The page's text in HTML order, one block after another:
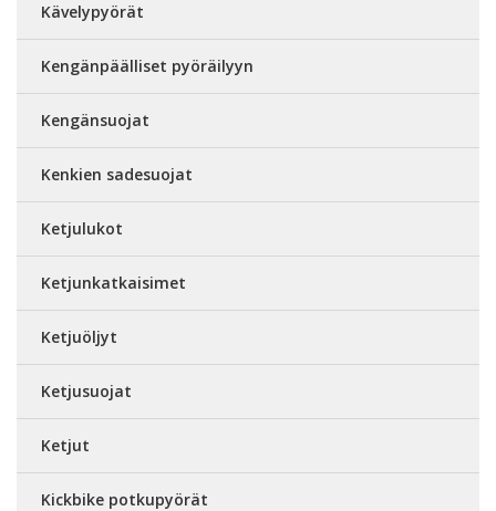
Kävelypyörät
Kengänpäälliset pyöräilyyn
Kengänsuojat
Kenkien sadesuojat
Ketjulukot
Ketjunkatkaisimet
Ketjuöljyt
Ketjusuojat
Ketjut
Kickbike potkupyörät